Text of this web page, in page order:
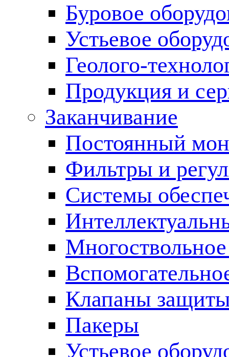
Буровое
Устьевое
Геолого-
Продукция и
Заканчивание
Постоянный
Фильтры и
Cистемы
Клапаны
Пакеры
Устьевое